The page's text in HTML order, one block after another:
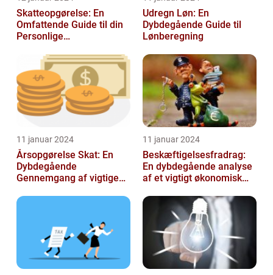
Skatteopgørelse: En
Omfattende Guide til din
Personlige
Udregn Løn: En
Dybdegående Guide til
Lønberegning
11 januar 2024
Årsopgørelse Skat: En
Dybdegående
Gennemgang af vigtige
finansfolk
11 januar 2024
Beskæftigelsesfradrag:
En dybdegående analyse
af et vigtigt økonomisk
finansf...